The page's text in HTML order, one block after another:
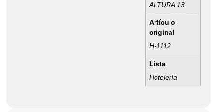
ALTURA 13
Artículo
original
H-1112
Lista
Hotelería